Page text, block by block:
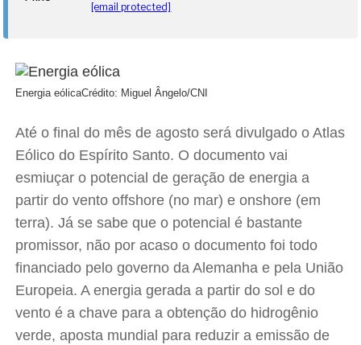
[email protected]
Energia eólicaCrédito: Miguel Ângelo/CNI
Até o final do mês de agosto será divulgado o Atlas
Eólico do Espírito Santo. O documento vai
esmiuçar o potencial de geração de energia a
partir do vento offshore (no mar) e onshore (em
terra). Já se sabe que o potencial é bastante
promissor, não por acaso o documento foi todo
financiado pelo governo da Alemanha e pela União
Europeia. A energia gerada a partir do sol e do
vento é a chave para a obtenção do hidrogênio
verde, aposta mundial para reduzir a emissão de